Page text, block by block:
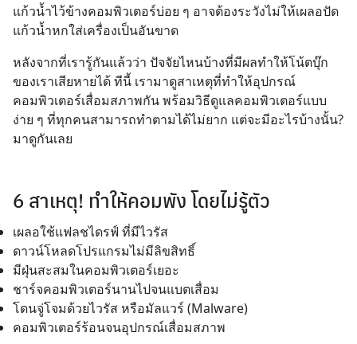
แก้วน้ำไว้ข้างคอมพิวเตอร์บ่อย ๆ อาจต้องระวังไม่ให้เผลอปัด
แก้วน้ำหกใส่เครื่องเป็นอันขาด
หลังจากที่เรารู้กันแล้วว่า ปัจจัยไหนบ้างที่มีผลทำให้โน้ตบุ๊ก
ของเราเสียหายได้ ทีนี้ เรามาดูสาเหตุที่ทำให้อุปกรณ์
คอมพิวเตอร์เสื่อมสภาพกัน พร้อมวิธีดูแลคอมพิวเตอร์แบบ
ง่าย ๆ ที่ทุกคนสามารถทำตามได้ไม่ยาก แต่จะมีอะไรบ้างนั้น?
มาดูกันเลย
6 สาเหตุ! ทำให้คอมพัง โดยไม่รู้ตัว
เผลอใช้แฟลชไดรฟ์ ที่มีไวรัส
ดาวน์โหลดโปรแกรมไม่มีลิขสิทธิ์
มีฝุ่นสะสมในคอมพิวเตอร์เยอะ
ชาร์จคอมพิวเตอร์นานไปจนแบตเสื่อม
โดนจู่โจมด้วยไวรัส หรือมัลแวร์ (Malware)
คอมพิวเตอร์ร้อนจนอุปกรณ์เสื่อมสภาพ